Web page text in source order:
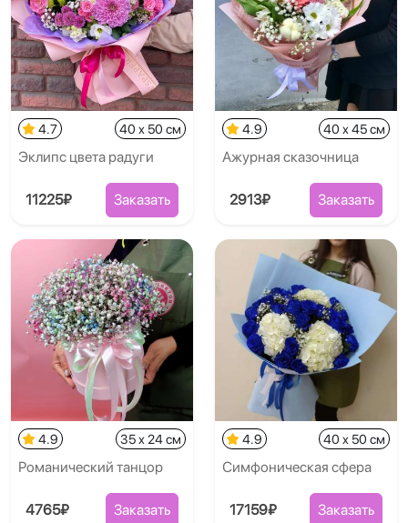
4.7 40 x 50 см
Эклипс цвета радуги
11225₽ Заказать
4.9 40 x 45 см
Ажурная сказочница
2913₽ Заказать
4.9 35 x 24 см
Романический танцор
4765₽ Заказать
4.9 40 x 50 см
Симфоническая сфера
17159₽ Заказать